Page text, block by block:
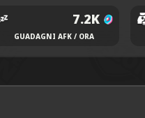
7.2K
GUADAGNI AFK / ORA